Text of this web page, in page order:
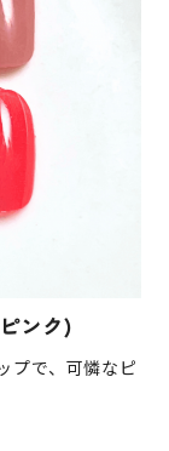
ンク)
プで、可憐なピ